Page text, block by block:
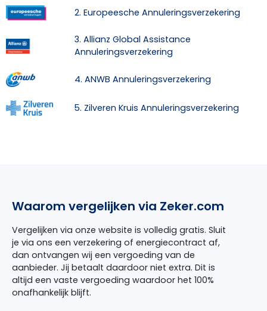
2. Europeesche Annuleringsverzekering
3. Allianz Global Assistance
Annuleringsverzekering
4. ANWB Annuleringsverzekering
5. Zilveren Kruis Annuleringsverzekering
Waarom vergelijken via Zeker.com
Vergelijken via onze website is volledig gratis. Sluit
je via ons een verzekering of energiecontract af,
dan ontvangen wij een vergoeding van de
aanbieder. Jij betaalt daardoor niet extra. Dit is
altijd een vaste vergoeding waardoor het 100%
onafhankelijk blijft.